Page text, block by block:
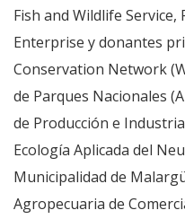
Fish and Wildlife
Enterprise y donantes
Conservation Network
de Parques Nacionales
de Producción e
Ecología Aplicada del
Municipalidad de
Agropecuaria de